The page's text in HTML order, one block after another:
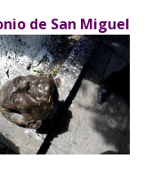
de San Miguel